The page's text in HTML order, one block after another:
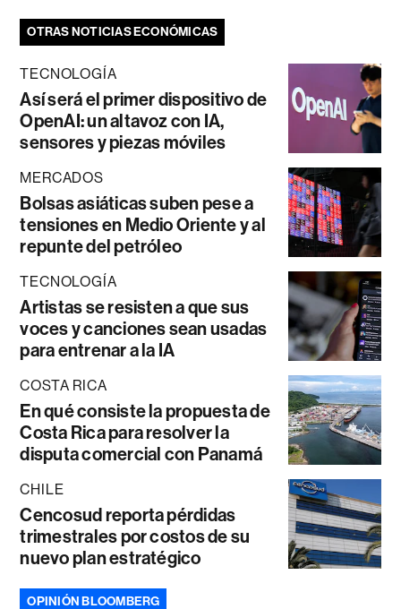
OTRAS NOTICIAS ECONÓMICAS
TECNOLOGÍA
Así será el primer dispositivo de
OpenAI: un altavoz con IA,
sensores y piezas móviles
MERCADOS
Bolsas asiáticas suben pese a
tensiones en Medio Oriente y al
repunte del petróleo
TECNOLOGÍA
Artistas se resisten a que sus
voces y canciones sean usadas
para entrenar a la IA
COSTA RICA
En qué consiste la propuesta de
Costa Rica para resolver la
disputa comercial con Panamá
CHILE
Cencosud reporta pérdidas
trimestrales por costos de su
nuevo plan estratégico
OPINIÓN BLOOMBERG